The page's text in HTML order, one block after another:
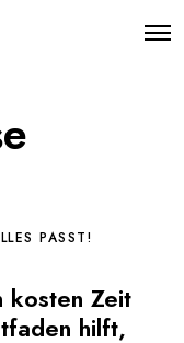
O
PASST!
kosten Zeit
hilft,